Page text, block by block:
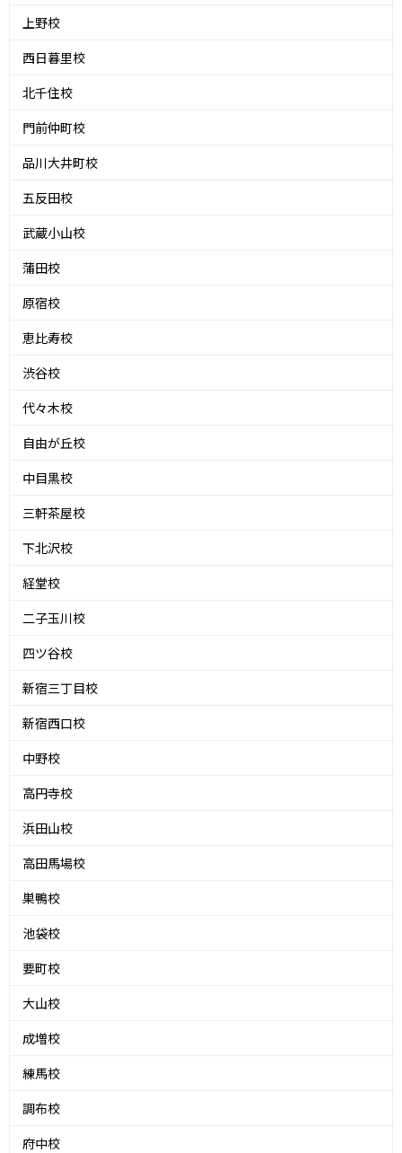
上野校
西日暮里校
北千住校
門前仲町校
品川大井町校
五反田校
武蔵小山校
蒲田校
原宿校
恵比寿校
渋谷校
代々木校
自由が丘校
中目黒校
三軒茶屋校
下北沢校
経堂校
二子玉川校
四ツ谷校
新宿三丁目校
新宿西口校
中野校
高円寺校
浜田山校
高田馬場校
巣鴨校
池袋校
要町校
大山校
成増校
練馬校
調布校
府中校